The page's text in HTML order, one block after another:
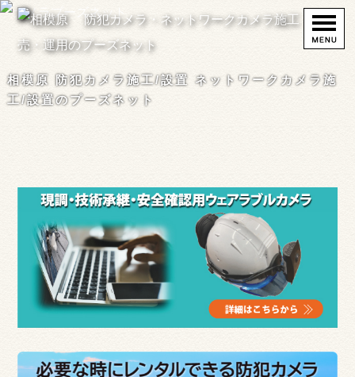
相模原 防犯カメラ施工/設置 ネットワークカメラ施
工/設置のプーズネット